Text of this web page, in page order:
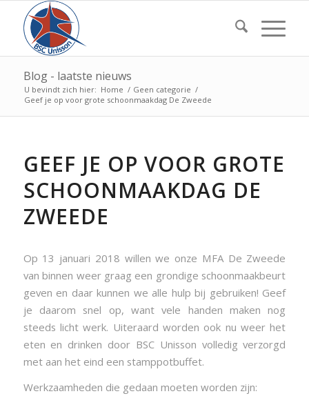
Blog - laatste nieuws
U bevindt zich hier: Home / Geen categorie /
Geef je op voor grote schoonmaakdag De Zweede
GEEF JE OP VOOR GROTE
SCHOONMAAKDAG DE
ZWEEDE
Op 13 januari 2018 willen we onze MFA De Zweede
van binnen weer graag een grondige schoonmaakbeurt
geven en daar kunnen we alle hulp bij gebruiken! Geef
je daarom snel op, want vele handen maken nog
steeds licht werk. Uiteraard worden ook nu weer het
eten en drinken door BSC Unisson volledig verzorgd
met aan het eind een stamppotbuffet.
Werkzaamheden die gedaan moeten worden zijn: